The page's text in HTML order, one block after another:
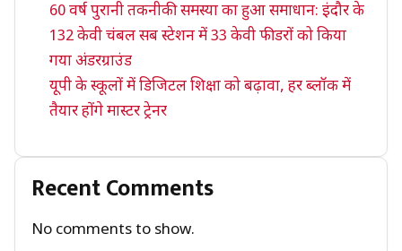
60 वर्ष पुरानी तकनीकी समस्या का हुआ समाधान: इंदौर के
132 केवी चंबल सब स्टेशन में 33 केवी फीडरों को किया
गया अंडरग्राउंड
यूपी के स्कूलों में डिजिटल शिक्षा को बढ़ावा, हर ब्लॉक में
तैयार होंगे मास्टर ट्रेनर
Recent Comments
No comments to show.